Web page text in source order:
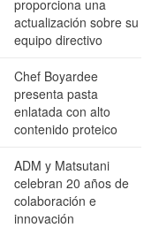
proporciona una
actualización sobre su
equipo directivo
Chef Boyardee
presenta pasta
enlatada con alto
contenido proteico
ADM y Matsutani
celebran 20 años de
colaboración e
innovación